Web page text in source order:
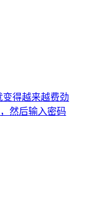
变得越来越费劲
然后输入密码